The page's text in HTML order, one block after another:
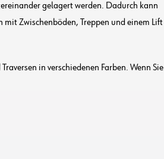
gelagert werden. Dadurch kann
Zwischenböden, Treppen und einem Lift
in verschiedenen Farben. Wenn Sie